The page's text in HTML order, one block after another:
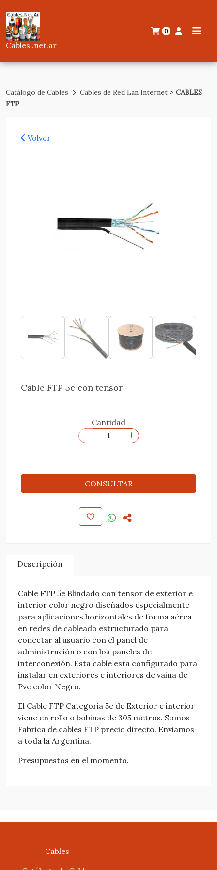
Cables .net.ar
0
Catálogo de Cables Cables de Red Lan Internet > CABLES
FTP
Volver
Cable FTP 5e con tensor
Cantidad
CONSULTAR
Descripción
Cable FTP 5e Blindado con tensor de exterior e
interior color negro diseñados especialmente
para aplicaciones horizontales de forma aérea
en redes de cableado estructurado para
conectar al usuario con el panel de
administración o con los paneles de
interconexión. Esta cable esta configurado para
instalar en exteriores e interiores de vaina de
Pvc color Negro.
El Cable FTP Categoria 5e de Exterior e interior
viene en rollo o bobinas de 305 metros. Somos
Fabrica de cables FTP precio directo. Enviamos
a toda la Argentina.
Presupuestos en el momento.
Cables